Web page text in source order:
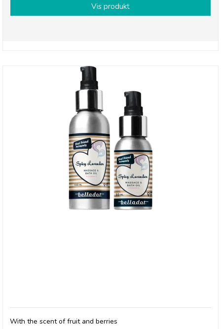
Vis produkt
With the scent of fruit and berries